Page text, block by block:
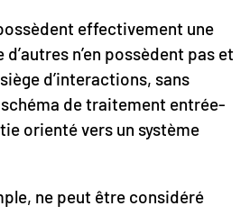
effectivement une
n’en possèdent pas et
d’interactions, sans
de traitement entrée-
orienté vers un système
ne peut être considéré